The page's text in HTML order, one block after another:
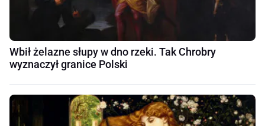
Wbił żelazne słupy w dno rzeki. Tak Chrobry
wyznaczył granice Polski